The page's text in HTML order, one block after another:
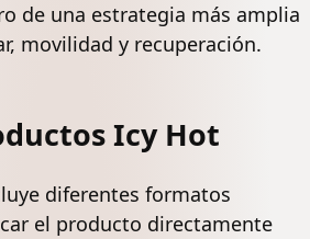
de una estrategia más amplia
movilidad y recuperación.
Icy Hot
diferentes formatos
el producto directamente